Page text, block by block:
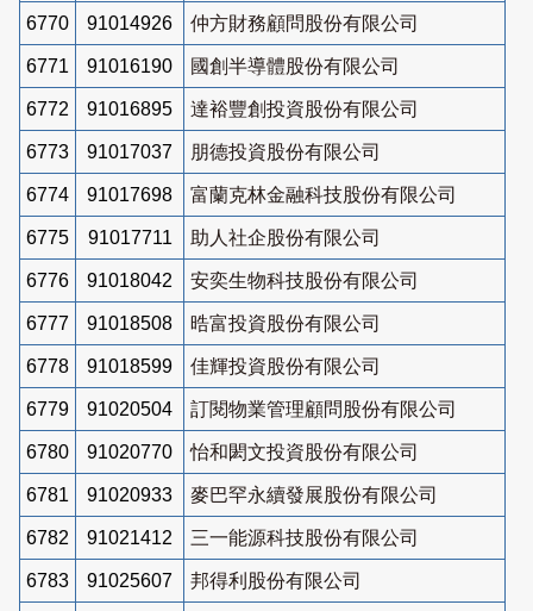
6770 91014926 仲方財務顧問股份有限公司
6771 91016190 國創半導體股份有限公司
6772 91016895 達裕豐創投資股份有限公司
6773 91017037 朋德投資股份有限公司
6774 91017698 富蘭克林金融科技股份有限公司
6775 91017711 助人社企股份有限公司
6776 91018042 安奕生物科技股份有限公司
6777 91018508 晧富投資股份有限公司
6778 91018599 佳輝投資股份有限公司
6779 91020504 訂閱物業管理顧問股份有限公司
6780 91020770 怡和閎文投資股份有限公司
6781 91020933 麥巴罕永續發展股份有限公司
6782 91021412 三一能源科技股份有限公司
6783 91025607 邦得利股份有限公司